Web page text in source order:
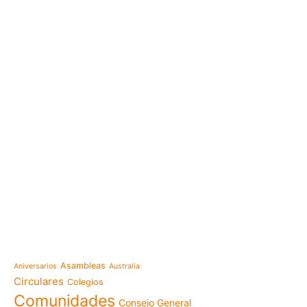
Aniversarios Asambleas Australia
Circulares Colegios
Comunidades Consejo General